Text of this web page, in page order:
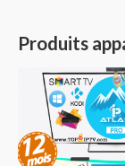
Produits